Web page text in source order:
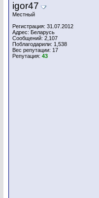
igor47
Местный
Регистрация: 31.07.2012
Адрес: Беларусь
Сообщений: 2,107
Поблагодарили: 1,538
Вес репутации: 17
Репутация: 43